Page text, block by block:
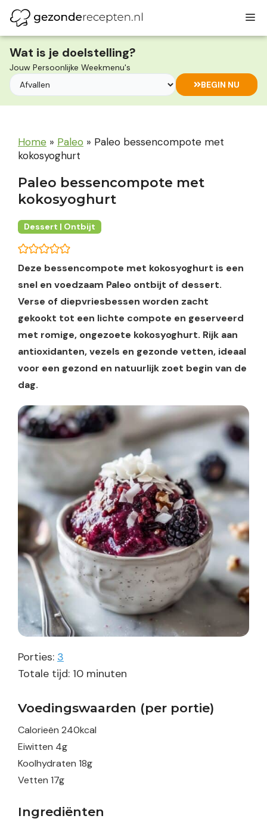
naar
de
inhoud
Wat is je doelstelling?
Jouw Persoonlijke Weekmenu's
BEGIN NU
Home » Paleo » Paleo bessencompote met
kokosyoghurt
Paleo bessencompote met
kokosyoghurt
Dessert | Ontbijt
Deze bessencompote met kokosyoghurt is een
snel en voedzaam Paleo ontbijt of dessert.
Verse of diepvriesbessen worden zacht
gekookt tot een lichte compote en geserveerd
met romige, ongezoete kokosyoghurt. Rijk aan
antioxidanten, vezels en gezonde vetten, ideaal
voor een gezond en natuurlijk zoet begin van de
dag.
Porties: 3
Totale tijd: 10minuten
minuten
Voedingswaarden (per portie)
Calorieën 240kcal
Eiwitten 4g
Koolhydraten 18g
Vetten 17g
Ingrediënten